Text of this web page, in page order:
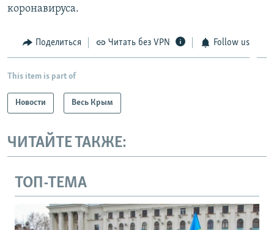
коронавируса.
Поделиться Читать без VPN Follow us
This item is part of
Новости Весь Крым
ЧИТАЙТЕ ТАКЖЕ:
ТОП-ТЕМА